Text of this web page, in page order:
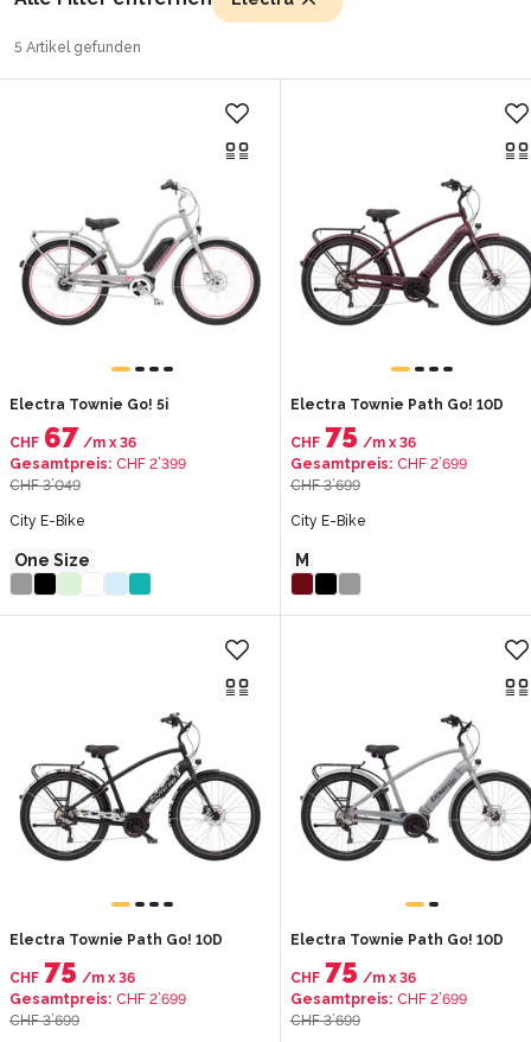
5 Artikel gefunden
Electra Townie Go! 5i
CHF 67 /m x 36
Gesamtpreis: CHF 2’399
CHF 3’049
City E-Bike
One Size
Electra Townie Path Go! 10D
CHF 75 /mx 36
Gesamtpreis: CHF 2’699
CHF 3’699
City E-Bike
M
Electra Townie Path Go! 10D
CHF 75 /m x 36
Gesamtpreis: CHF 2’699
CHF 3’699
Electra Townie Path Go! 10D
CHF 75 /mx 36
Gesamtpreis: CHF 2’699
CHF 3’699